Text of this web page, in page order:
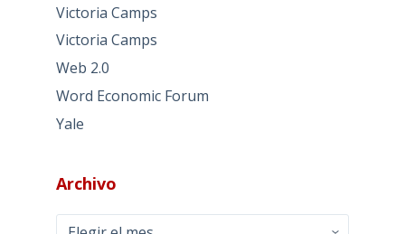
Victoria Camps
Victoria Camps
Web 2.0
Word Economic Forum
Yale
Archivo
Archivo